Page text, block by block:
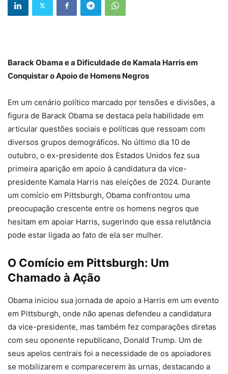
Barack Obama e a Dificuldade de Kamala Harris em
Conquistar o Apoio de Homens Negros
Em um cenário político marcado por tensões e divisões, a
figura de Barack Obama se destaca pela habilidade em
articular questões sociais e políticas que ressoam com
diversos grupos demográficos. No último dia 10 de
outubro, o ex-presidente dos Estados Unidos fez sua
primeira aparição em apoio à candidatura da vice-
presidente Kamala Harris nas eleições de 2024. Durante
um comício em Pittsburgh, Obama confrontou uma
preocupação crescente entre os homens negros que
hesitam em apoiar Harris, sugerindo que essa relutância
pode estar ligada ao fato de ela ser mulher.
O Comício em Pittsburgh: Um
Chamado à Ação
Obama iniciou sua jornada de apoio a Harris em um evento
em Pittsburgh, onde não apenas defendeu a candidatura
da vice-presidente, mas também fez comparações diretas
com seu oponente republicano, Donald Trump. Um de
seus apelos centrais foi a necessidade de os apoiadores
se mobilizarem e comparecerem às urnas, destacando a